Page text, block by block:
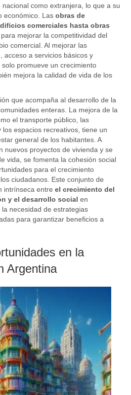
como extranjera, lo que a su
económico. Las obras de
comerciales hasta obras
mejorar la competitividad del
comercial. Al mejorar las
acceso a servicios básicos y
promueve un crecimiento
mejora la calidad de vida de los
que acompaña al desarrollo de la
enteras. La mejora de la
el transporte público, las
los espacios recreativos, tiene un
general de los habitantes. A
nuevos proyectos de vivienda y se
vida, se fomenta la cohesión social
para el crecimiento
ciudadanos. Este conjunto de
intrínseca entre el crecimiento del
y el desarrollo social en
necesidad de estrategias
para garantizar beneficios a
en la
Argentina